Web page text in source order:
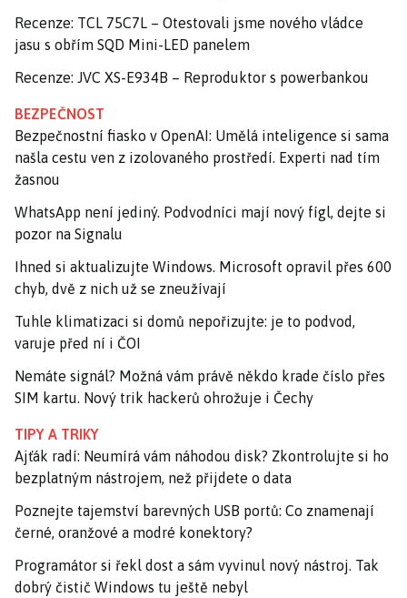
Recenze: TCL 75C7L – Otestovali jsme nového vládce
jasu s obřím SQD Mini-LED panelem
Recenze: JVC XS-E934B – Reproduktor s powerbankou
BEZPEČNOST
Bezpečnostní fiasko v OpenAI: Umělá inteligence si sama
našla cestu ven z izolovaného prostředí. Experti nad tím
žasnou
WhatsApp není jediný. Podvodníci mají nový fígl, dejte si
pozor na Signalu
Ihned si aktualizujte Windows. Microsoft opravil přes 600
chyb, dvě z nich už se zneužívají
Tuhle klimatizaci si domů nepořizujte: je to podvod,
varuje před ní i ČOI
Nemáte signál? Možná vám právě někdo krade číslo přes
SIM kartu. Nový trik hackerů ohrožuje i Čechy
TIPY A TRIKY
Ajťák radí: Neumírá vám náhodou disk? Zkontrolujte si ho
bezplatným nástrojem, než přijdete o data
Poznejte tajemství barevných USB portů: Co znamenají
černé, oranžové a modré konektory?
Programátor si řekl dost a sám vyvinul nový nástroj. Tak
dobrý čistič Windows tu ještě nebyl